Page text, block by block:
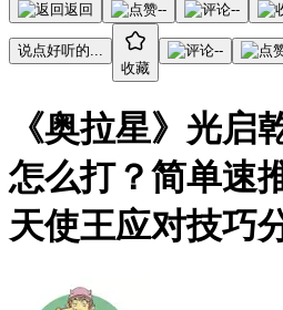
返回 -- --
说点好听的...
收藏
--
《奥拉星》光启
怎么打？简单速
天使王应对技巧